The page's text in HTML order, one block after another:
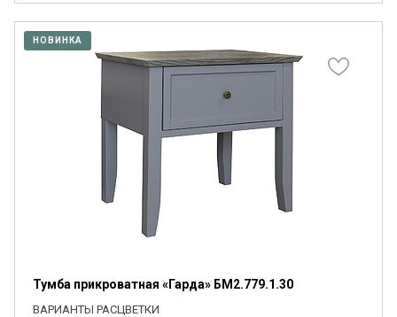
НОВИНКА
Тумба прикроватная «Гарда» БМ2.779.1.30
ВАРИАНТЫ РАСЦВЕТКИ